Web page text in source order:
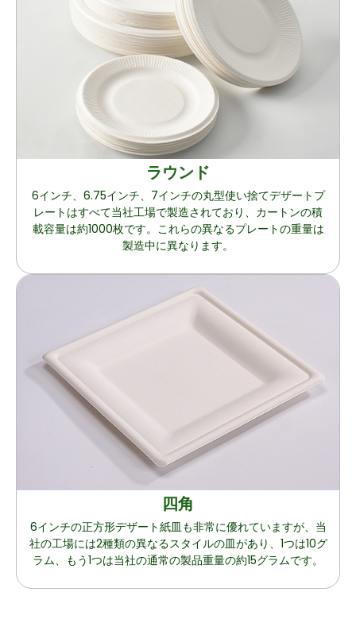
ラウンド
6インチ、6.75インチ、7インチの丸型使い捨てデザートプ
レートはすべて当社工場で製造されており、カートンの積
載容量は約1000枚です。これらの異なるプレートの重量は
製造中に異なります。
四角
6インチの正方形デザート紙皿も非常に優れていますが、当
社の工場には2種類の異なるスタイルの皿があり、1つは10グ
ラム、もう1つは当社の通常の製品重量の約15グラムです。